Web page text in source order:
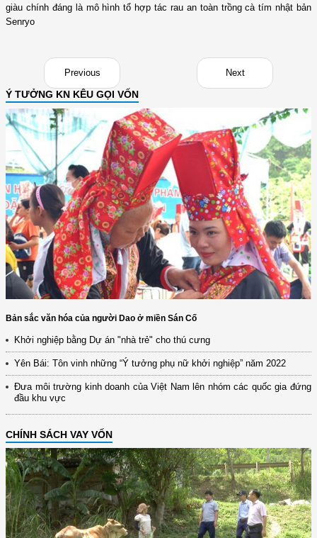
giàu chính đáng là mô hình tổ hợp tác rau an toàn trồng cà tím nhật bản
Senryo
Previous Next
Ý TƯỞNG KN KÊU GỌI VỐN
Bản sắc văn hóa của người Dao ở miền Sán Cố
Khởi nghiệp bằng Dự án "nhà trẻ" cho thú cưng
Yên Bái: Tôn vinh những “Ý tưởng phụ nữ khởi nghiệp” năm 2022
Đưa môi trường kinh doanh của Việt Nam lên nhóm các quốc gia đứng
đầu khu vực
CHÍNH SÁCH VAY VỐN